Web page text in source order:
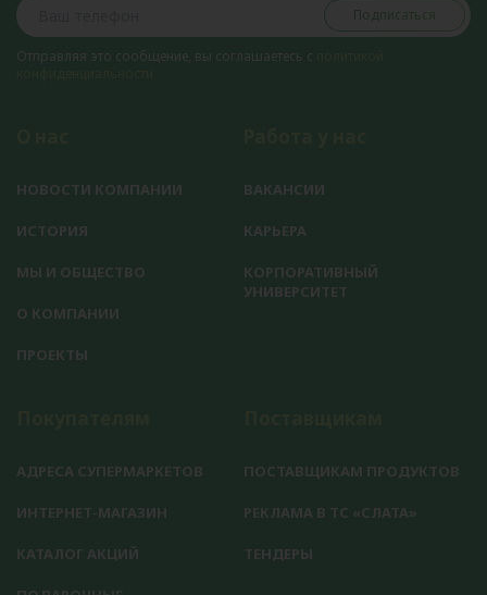
Подписаться
Отправляя это сообщение, вы соглашаетесь с
НОВОСТИ КОМПАНИИ
ИСТОРИЯ
МЫ И ОБЩЕСТВО
О КОМПАНИИ
ПРОЕКТЫ
ВАКАНСИИ
КАРЬЕРА
КОРПОРАТИВНЫЙ
УНИВЕРСИТЕТ
АДРЕСА СУПЕРМАРКЕТОВ
ИНТЕРНЕТ-МАГАЗИН
КАТАЛОГ АКЦИЙ
ПОСТАВЩИКАМ ПРОДУКТОВ
РЕКЛАМА В ТС «СЛАТА»
ТЕНДЕРЫ